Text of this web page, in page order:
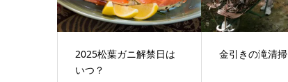
2025松葉ガニ解禁日は
いつ？
金引きの滝清掃